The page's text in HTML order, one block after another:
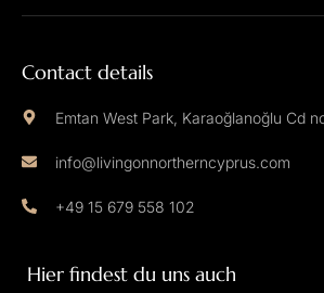
Contact details
Emtan West Park, Karaoğlanoğlu Cd
info@livingonnortherncyprus.com
+49 15 679 558 102
Hier findest du uns auch